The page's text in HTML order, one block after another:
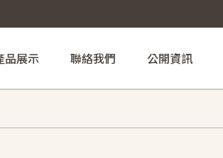
品展示 聯絡我們 公開資訊